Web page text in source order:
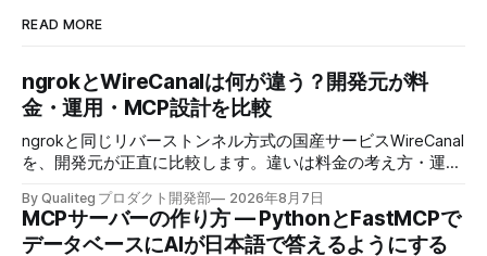
READ MORE
ngrokとWireCanalは何が違う？開発元が料
金・運用・MCP設計を比較
ngrokと同じリバーストンネル方式の国産サービスWireCanal
を、開発元が正直に比較します。違いは料金の考え方・運用
By Qualiteg プロダクト開発部 2026年8月7日
MCPサーバーの作り方 — PythonとFastMCPで
データベースにAIが日本語で答えるようにする